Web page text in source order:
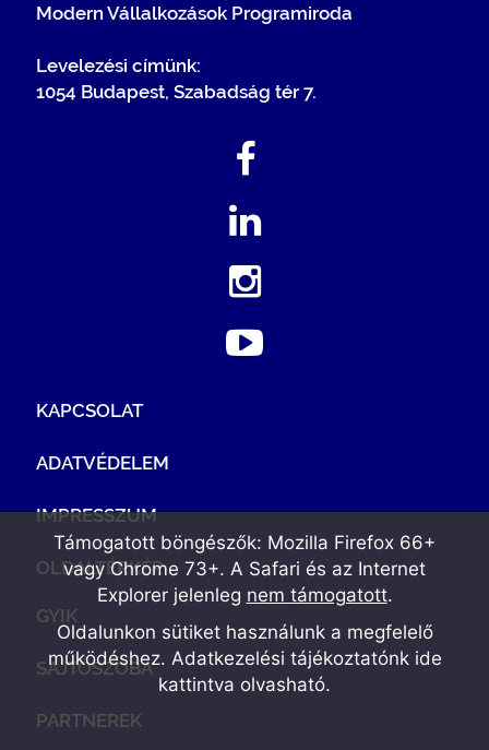
Modern Vállalkozások Programiroda
Levelezési címünk:
1054 Budapest, Szabadság tér 7.
KAPCSOLAT
ADATVÉDELEM
IMPRESSZUM
OLDALTÉRKÉP
GYIK
SAJTÓSZOBA
PARTNEREK
Támogatott böngészők: Mozilla Firefox 66+
vagy Chrome 73+. A Safari és az Internet
Explorer jelenleg nem támogatott.
Oldalunkon sütiket használunk a megfelelő
működéshez. Adatkezelési tájékoztatónk ide
kattintva olvasható.